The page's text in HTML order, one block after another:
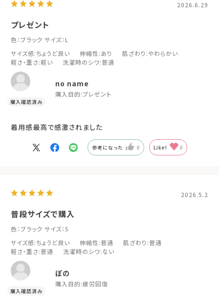
2026.6.29
プレゼント
色：ブラック サイズ：L
サイズ感:ちょうど良い 伸縮性:あり 肌ざわり :やわらかい
軽さ・重さ:軽い 洗濯時のシワ:普通
no name
購入目的:プレゼント
着用感最高で感激されました
参考になった 0 Like! 0
2026.5.2
普段サイズで購入
色：ブラック サイズ：S
サイズ感:ちょうど良い 伸縮性:普通 肌ざわり :普通
軽さ・重さ:普通 洗濯時のシワ:ない
ぽの
購入目的:疲労回復